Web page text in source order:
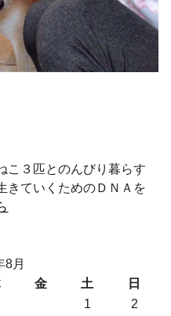
こ３匹とのんびり暮らす
きていくためのＤＮＡを
8月
金 土
日
1
2